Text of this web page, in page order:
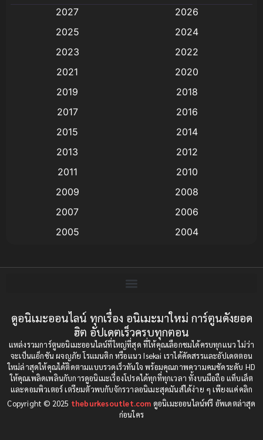
Animation การ์ตูน
Animation อนิเมะ
Animation แอนิเมชัน
(9)
Big tits (นมใหญ่)
Bitch (ผู้หญิงร่าน)
Bondage (ทาส)(1)
boys love(1)
Censored (เซ็นเซอร์) (19)
Comedy (ตลก) (85)
2027
2026
2025
2024
2023
2022
2021
2020
2019
2018
2017
2016
2015
2014
2013
2012
2011
2010
2009
2008
2007
2006
2005
2004
1997
1996
1993
1992
1991
1990
1989
1988
1987
1985
ดูอนิเมะออนไลน์ ทุกเรื่อง อนิเมะมาใหม่ การ์ตูนดังยอด
ฮิต อัปเดตเร็วครบทุกตอน
แหล่งรวมการ์ตูนอนิเมะออนไลน์ที่ใหญ่ที่สุด ที่ให้คุณเลือกชมได้ครบทุกแนว ไม่ว่า
จะเป็นแอ็กชัน ผจญภัย โรแมนติก หรือแนว Isekai เราได้คัดสรรและอัปเดตตอน
ใหม่ล่าสุดให้คุณได้ติดตามแบบรวดเร็วทันใจ พร้อมคุณภาพความคมชัดระดับ HD
ให้คุณเพลิดเพลินกับการดูอนิเมะเรื่องโปรดได้ทุกที่ทุกเวลา ทั้งบนมือถือ แท็บเล็ต
และคอมพิวเตอร์ เตรียมตัวพบกับจักรวาลอนิเมะสุดมันส์ได้ง่าย ๆ เพียงแค่คลิก
Copyright © 2025 theburkesoutlet.com ดูอนิเมะออนไลน์ฟรี อัพเดตล่าสุด
ก่อนใคร